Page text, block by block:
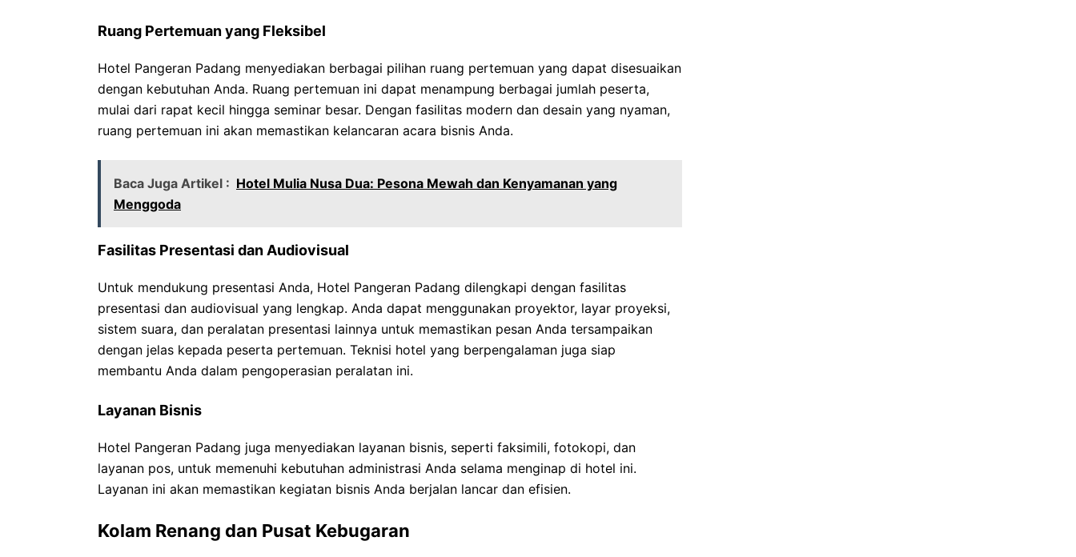
Ruang Pertemuan yang Fleksibel
Hotel Pangeran Padang menyediakan berbagai pilihan ruang pertemuan yang dapat disesuaikan
dengan kebutuhan Anda. Ruang pertemuan ini dapat menampung berbagai jumlah peserta,
mulai dari rapat kecil hingga seminar besar. Dengan fasilitas modern dan desain yang nyaman,
ruang pertemuan ini akan memastikan kelancaran acara bisnis Anda.
Baca Juga Artikel : Hotel Mulia Nusa Dua: Pesona Mewah dan Kenyamanan yang
Menggoda
Fasilitas Presentasi dan Audiovisual
Untuk mendukung presentasi Anda, Hotel Pangeran Padang dilengkapi dengan fasilitas
presentasi dan audiovisual yang lengkap. Anda dapat menggunakan proyektor, layar proyeksi,
sistem suara, dan peralatan presentasi lainnya untuk memastikan pesan Anda tersampaikan
dengan jelas kepada peserta pertemuan. Teknisi hotel yang berpengalaman juga siap
membantu Anda dalam pengoperasian peralatan ini.
Layanan Bisnis
Hotel Pangeran Padang juga menyediakan layanan bisnis, seperti faksimili, fotokopi, dan
layanan pos, untuk memenuhi kebutuhan administrasi Anda selama menginap di hotel ini.
Layanan ini akan memastikan kegiatan bisnis Anda berjalan lancar dan efisien.
Kolam Renang dan Pusat Kebugaran